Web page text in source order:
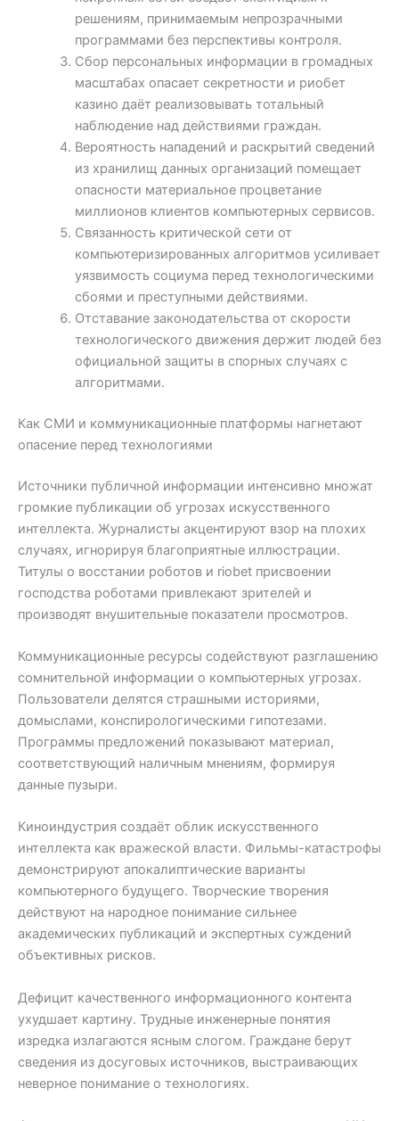
решениям, принимаемым непрозрачными
программами без перспективы контроля.
Сбор персональных информации в громадных
масштабах опасает секретности и риобет
казино даёт реализовывать тотальный
наблюдение над действиями граждан.
Вероятность нападений и раскрытий сведений
из хранилищ данных организаций помещает
опасности материальное процветание
миллионов клиентов компьютерных сервисов.
Связанность критической сети от
компьютеризированных алгоритмов усиливает
уязвимость социума перед технологическими
сбоями и преступными действиями.
Отставание законодательства от скорости
технологического движения держит людей без
официальной защиты в спорных случаях с
алгоритмами.
Как СМИ и коммуникационные платформы нагнетают
опасение перед технологиями
Источники публичной информации интенсивно множат
громкие публикации об угрозах искусственного
интеллекта. Журналисты акцентируют взор на плохих
случаях, игнорируя благоприятные иллюстрации.
Титулы о восстании роботов и riobet присвоении
господства роботами привлекают зрителей и
производят внушительные показатели просмотров.
Коммуникационные ресурсы содействуют разглашению
сомнительной информации о компьютерных угрозах.
Пользователи делятся страшными историями,
домыслами, конспирологическими гипотезами.
Программы предложений показывают материал,
соответствующий наличным мнениям, формируя
данные пузыри.
Киноиндустрия создаёт облик искусственного
интеллекта как вражеской власти. Фильмы-катастрофы
демонстрируют апокалиптические варианты
компьютерного будущего. Творческие творения
действуют на народное понимание сильнее
академических публикаций и экспертных суждений
объективных рисков.
Дефицит качественного информационного контента
ухудшает картину. Трудные инженерные понятия
изредка излагаются ясным слогом. Граждане берут
сведения из досуговых источников, выстраивающих
неверное понимание о технологиях.